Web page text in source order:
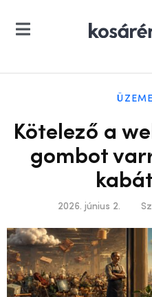
Kötelező a
gombot
2026. június 2.